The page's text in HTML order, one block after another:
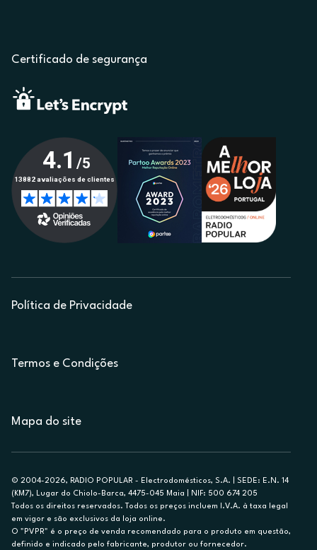
Certificado de segurança
Política de Privacidade
Termos e Condições
Mapa do site
© 2004-2026, RADIO POPULAR - Electrodomésticos, S.A. | SEDE: E.N. 14
(KM7), Lugar do Chiolo-Barca, 4475-045 Maia | NIF: 500 674 205
Todos os direitos reservados. Todos os preços incluem I.V.A. à taxa legal
em vigor e são exclusivos da loja online.
O "PVPR" é o preço de venda recomendado para o produto em questão,
definido e indicado pelo fabricante, produtor ou fornecedor.